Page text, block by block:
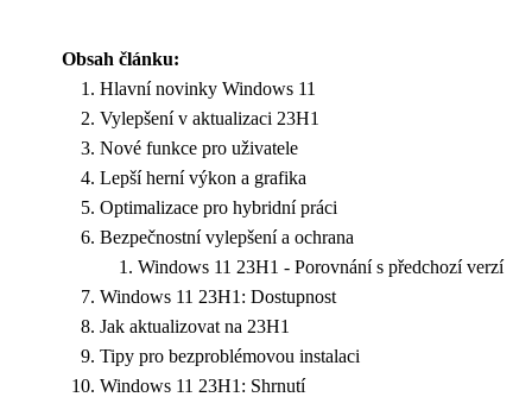
Obsah článku:
Hlavní novinky Windows 11
Vylepšení v aktualizaci 23H1
Nové funkce pro uživatele
Lepší herní výkon a grafika
Optimalizace pro hybridní práci
Bezpečnostní vylepšení a ochrana
Windows 11 23H1 - Porovnání s předchozí verzí
Windows 11 23H1: Dostupnost
Jak aktualizovat na 23H1
Tipy pro bezproblémovou instalaci
Windows 11 23H1: Shrnutí